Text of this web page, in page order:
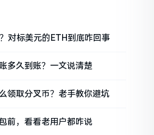
对标美元的ETH到底咋回事
多久到账？一文说清楚
领取分叉币？老手教你避坑
前，看看老用户都咋说